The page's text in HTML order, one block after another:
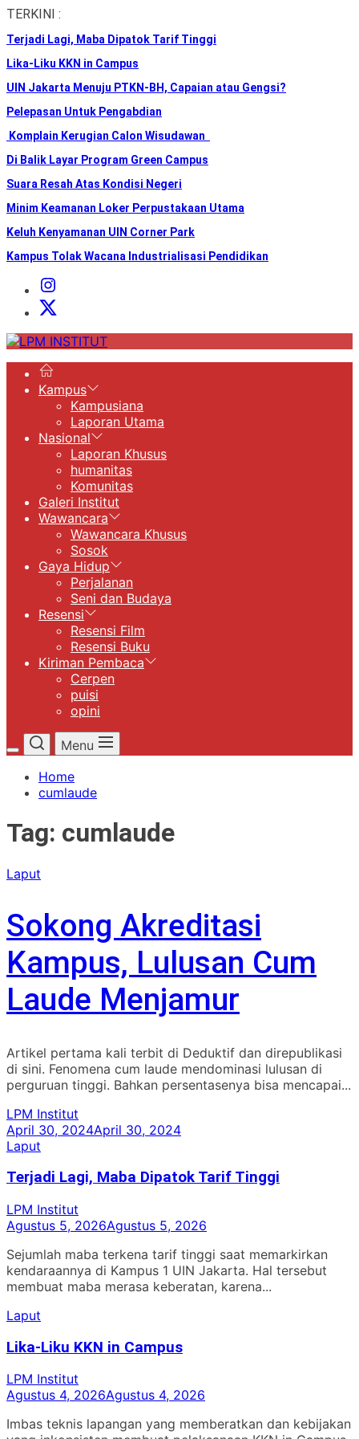
Skip
the
content
TERKINI :
Terjadi Lagi, Maba Dipatok Tarif Tinggi
Lika-Liku KKN in Campus
UIN Jakarta Menuju PTKN-BH, Capaian atau Gengsi?
Pelepasan Untuk Pengabdian
Komplain Kerugian Calon Wisudawan
Di Balik Layar Program Green Campus
Suara Resah Atas Kondisi Negeri
Minim Keamanan Loker Perpustakaan Utama
Keluh Kenyamanan UIN Corner Park
Kampus Tolak Wacana Industrialisasi Pendidikan
Instagram
Institut
X
LPM
Kampus
Kampusiana
Laporan Utama
Nasional
Laporan Khusus
humanitas
Komunitas
Galeri Institut
Wawancara
Wawancara Khusus
Sosok
Gaya Hidup
Perjalanan
Seni dan Budaya
Resensi
Resensi Film
Resensi Buku
Kiriman Pembaca
Cerpen
puisi
opini
Menu
Home
cumlaude
Tag: cumlaude
Laput
Sokong Akreditasi
Kampus, Lulusan Cum
Laude Menjamur
Artikel pertama kali terbit di Deduktif dan direpublikasi
di sini. Fenomena cum laude mendominasi lulusan di
perguruan tinggi. Bahkan persentasenya bisa mencapai...
LPM Institut
April 30, 2024April 30, 2024
Laput
Terjadi Lagi, Maba Dipatok Tarif Tinggi
LPM Institut
Agustus 5, 2026Agustus 5, 2026
Sejumlah maba terkena tarif tinggi saat memarkirkan
kendaraannya di Kampus 1 UIN Jakarta. Hal tersebut
membuat maba merasa keberatan, karena...
Laput
Lika-Liku KKN in Campus
LPM Institut
Agustus 4, 2026Agustus 4, 2026
Imbas teknis lapangan yang memberatkan dan kebijakan